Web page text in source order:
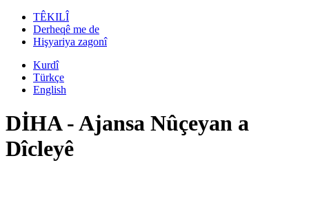
TÊKILÎ
Derheqê me de
Hişyariya zagonî
Kurdî
Türkçe
English
DİHA - Ajansa Nûçeyan a
Dîcleyê